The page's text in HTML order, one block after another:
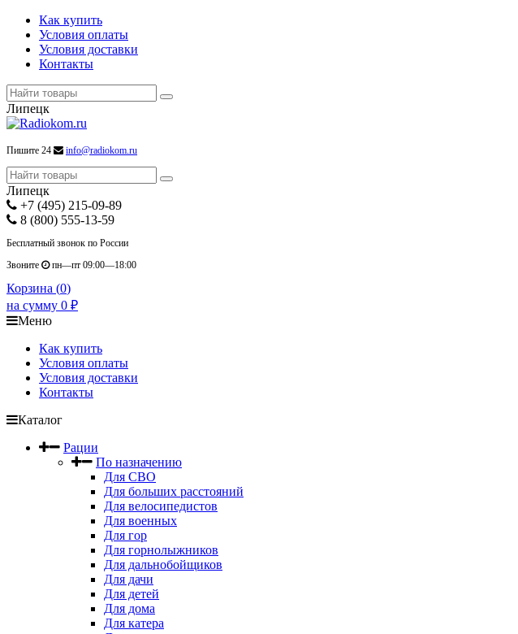
Как купить
Условия оплаты
Условия доставки
Контакты
Липецк
Пишите 24 info@radiokom.ru
Липецк
+7 (495) 215-09-89
8 (800) 555-13-59
Бесплатный звонок по России
Звоните
пн—пт 09:00—18:00
Корзина (0)
на сумму 0 ₽
Меню
Как купить
Условия оплаты
Условия доставки
Контакты
Каталог
Рации
По назначению
Для СВО
Для больших расстояний
Для велосипедистов
Для военных
Для гор
Для горнолыжников
Для дальнобойщиков
Для дачи
Для детей
Для дома
Для катера